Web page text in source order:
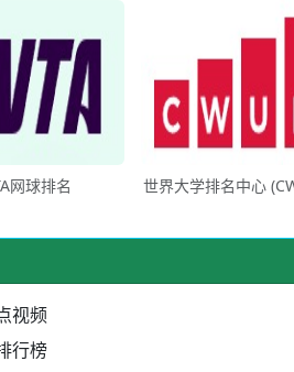
网球排名 世界大学排名中心
视频
行榜